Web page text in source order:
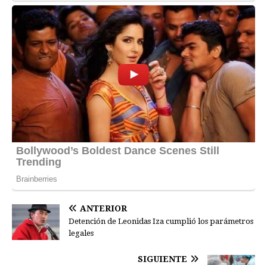
ANTERIOR
Detención de Leonidas Iza cumplió los parámetros
legales
SIGUIENTE